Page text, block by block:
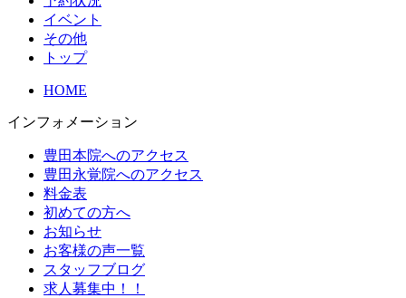
イベント
その他
トップ
HOME
インフォメーション
豊田本院へのアクセス
豊田永覚院へのアクセス
料金表
初めての方へ
お知らせ
お客様の声一覧
スタッフブログ
求人募集中！！